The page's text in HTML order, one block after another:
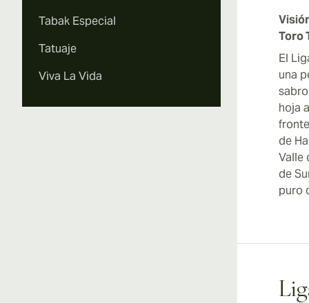
Tabak Especial
Tatuaje
Viva La Vida
Toro
El
una
hoja
de
Valle
de
puro